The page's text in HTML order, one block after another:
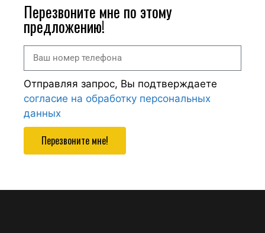
Перезвоните мне по этому
предложению!
Отправляя запрос, Вы подтверждаете
согласие на обработку персональных
данных
Перезвоните мне!